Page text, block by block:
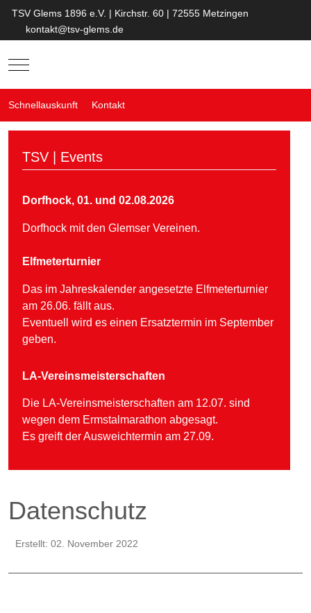
TSV Glems 1896 e.V. | Kirchstr. 60 | 72555 Metzingen
kontakt@tsv-glems.de
Mobile Menu Toggle
Schnellauskunft Kontakt
TSV | Events
Dorfhock, 01. und 02.08.2026
Dorfhock mit den Glemser Vereinen.
Elfmeterturnier
Das im Jahreskalender angesetzte Elfmeterturnier
am 26.06. fällt aus.
Eventuell wird es einen Ersatztermin im September
geben.
LA-Vereinsmeisterschaften
Die LA-Vereinsmeisterschaften am 12.07. sind
wegen dem Ermstalmarathon abgesagt.
Es greift der Ausweichtermin am 27.09.
Datenschutz
Erstellt: 02. November 2022